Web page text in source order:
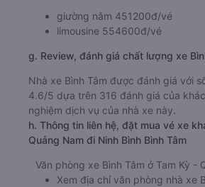
giường nằm 451200đ/vé
limousine 554600đ/vé
g. Review, đánh giá chất lượng xe
Nhà xe Bình Tâm được đánh giá với
4.6/5 dựa trên 316 đánh giá của
nghiệm dịch vụ của nhà xe này.
h. Thông tin liên hệ, đặt mua vé xe
Quảng Nam đi Ninh Bình Bình Tâm
Văn phòng xe Bình Tâm ở Tam Kỳ -
Xem địa chỉ văn phòng nhà xe